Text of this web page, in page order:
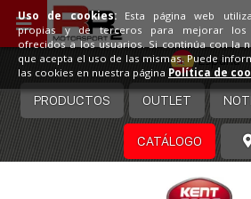
España
PRODUCTOS OUTLET
CATÁLOGO
Uso de cookies:Esta página web
propias y de terceros para mejorar los
ofrecidos a los usuarios. Si continúa con la
que acepta el uso de las mismas. Puede
las cookies en nuestra página Política de